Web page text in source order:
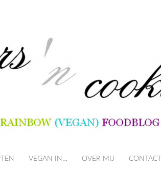
SKIP TO CONTENT
VEGAN IN… OVER MIJ CONTACT